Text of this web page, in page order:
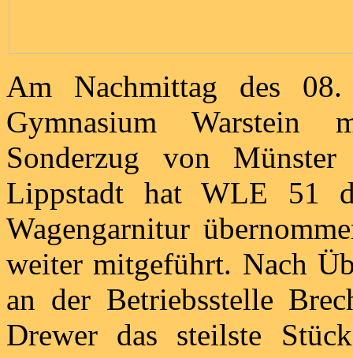
Am Nachmittag des
Gymnasium Warstein
Sonderzug von
Lippstadt hat WLE 51
Wagengarnitur
weiter mitgeführt. Nach
an der Betriebsstelle
Drewer das steilste